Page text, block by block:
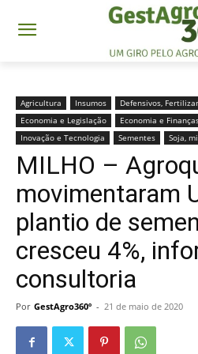
Agricultura Insumos
Defensivos,
Economia e Legislação
Economia e
Inovação e Tecnologia
Sementes Soja,
MILHO –
movimentaram
plantio de
cresceu 4%,
consultoria
Por GestAgro360º - 21 de maio de 2020